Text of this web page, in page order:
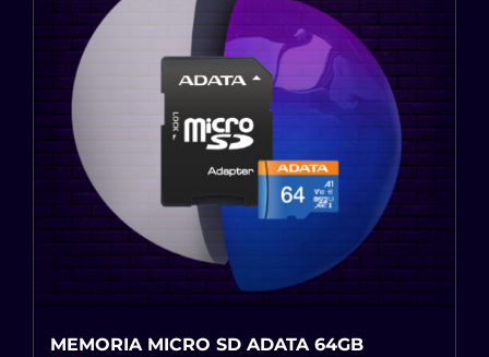
MEMORIA MICRO SD ADATA 64GB